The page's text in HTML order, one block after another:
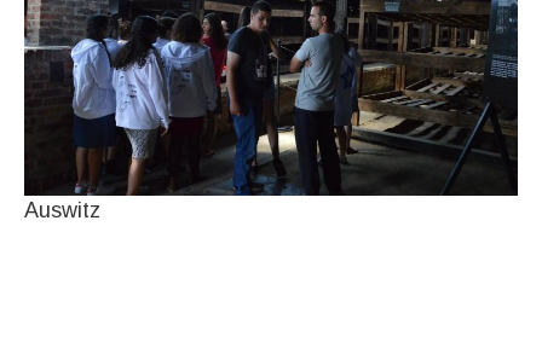
Auswitz